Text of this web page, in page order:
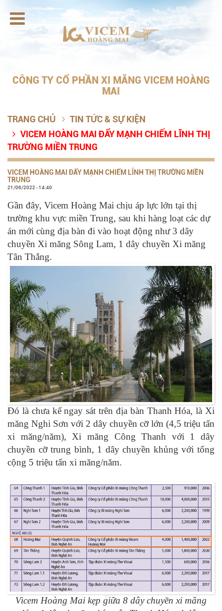

CÔNG TY CỔ PHẦN XI MĂNG VICEM HOÀNG
MAI
TRANG CHỦ  TIN TỨC & SỰ KIỆN
 VICEM HOÀNG MAI ĐẨY MẠNH CHIẾM LĨNH THỊ
TRƯỜNG MIỀN TRUNG
VICEM HOÀNG MAI ĐẨY MẠNH CHIẾM LĨNH THỊ TRƯỜNG MIỀN
TRUNG
21/06/2022 - 14:40
Gần đây, Vicem Hoàng Mai chịu áp lực lớn tại thị
trường khu vực miền Trung, sau khi hàng loạt các dự
án mới cùng địa bàn đi vào hoạt động như 3 dây
chuyền Xi măng Sông Lam, 1 dây chuyền Xi măng
Tân Thắng.
Đó là chưa kể ngay sát trên địa bàn Thanh Hóa, là Xi
măng Nghi Sơn với 2 dây chuyền cỡ lớn (4,5 triệu tấn
xi măng/năm), Xi măng Công Thanh với 1 dây
chuyền cỡ trung bình, 1 dây chuyền khủng với tổng
cộng 5 triệu tấn xi măng/năm.
Vicem Hoàng Mai kẹp giữa 8 dây chuyền xi măng